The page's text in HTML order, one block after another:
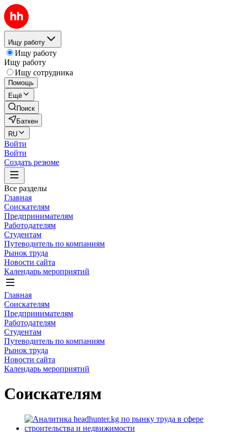
Ищу работу
Ищу работу
Ищу работу
Ищу сотрудника
Помощь
Ещё
Поиск
Баткен
RU
Войти
Войти
Создать резюме
Все разделы
Главная
Соискателям
Предпринимателям
Работодателям
Студентам
Путеводитель по компаниям
Рынок труда
Новости сайта
Календарь мероприятий
Главная
Соискателям
Предпринимателям
Работодателям
Студентам
Путеводитель по компаниям
Рынок труда
Новости сайта
Календарь мероприятий
Соискателям